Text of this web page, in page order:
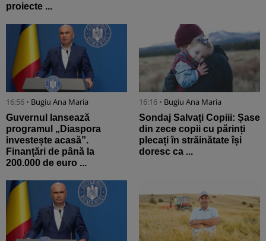
proiecte ...
16:56 • Bugiu ⁠Ana Maria
Guvernul lansează
programul „Diaspora
investește acasă”.
Finanțări de până la
200.000 de euro ...
16:16 • Bugiu ⁠Ana Maria
Sondaj Salvați Copiii: Șase
din zece copii cu părinți
plecați în străinătate își
doresc ca ...